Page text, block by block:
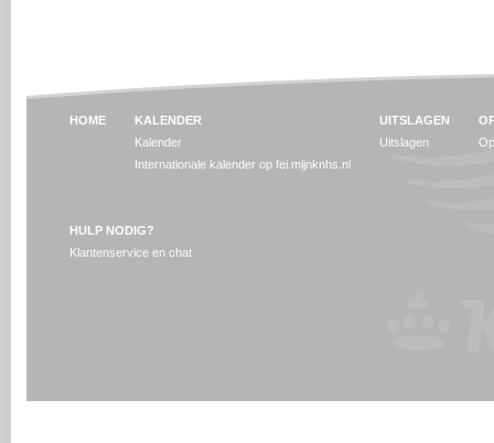
HOME
KALENDER
Kalender
Internationale kalender op fei.mijnknhs.nl
UITSLAGEN
Uitslagen
HULP NODIG?
Klantenservice en chat